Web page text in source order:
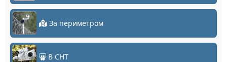
За периметром
В СНТ